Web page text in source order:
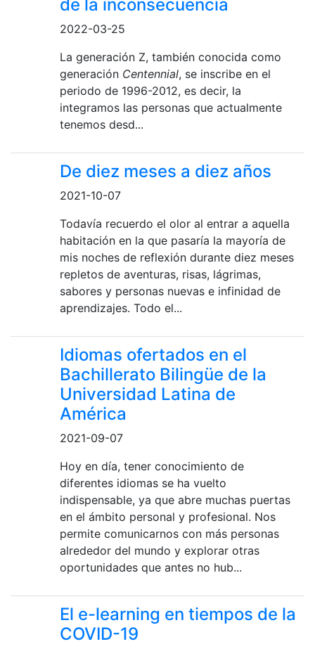
de la inconsecuencia
2022-03-25
La generación Z, también conocida como
generación Centennial, se inscribe en el
periodo de 1996-2012, es decir, la
integramos las personas que actualmente
tenemos desd...
De diez meses a diez años
2021-10-07
Todavía recuerdo el olor al entrar a aquella
habitación en la que pasaría la mayoría de
mis noches de reflexión durante diez meses
repletos de aventuras, risas, lágrimas,
sabores y personas nuevas e infinidad de
aprendizajes. Todo el...
Idiomas ofertados en el
Bachillerato Bilingüe de la
Universidad Latina de
América
2021-09-07
Hoy en día, tener conocimiento de
diferentes idiomas se ha vuelto
indispensable, ya que abre muchas puertas
en el ámbito personal y profesional. Nos
permite comunicarnos con más personas
alrededor del mundo y explorar otras
oportunidades que antes no hub...
El e-learning en tiempos de la
COVID-19